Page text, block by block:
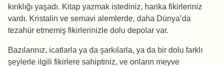
kırıklığı yaşadı. Kitap yazmak istediniz, harika fikirleriniz
vardı. Kristalin ve semavi alemlerde, daha Dünya’da
tezahür etmemiş fikirlerinizle dolu depolar var.
Bazılarınız, icatlarla ya da şarkılarla, ya da bir dolu farklı
şeylerle ilgili fikirlere sahiptiniz, ve onların meyve